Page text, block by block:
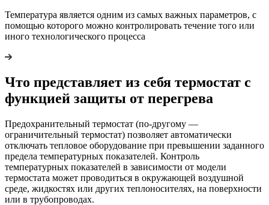
Температура является одним из самых важных параметров, с
помощью которого можно контролировать течение того или
иного технологического процесса
Что представляет из себя термостат с
функцией защиты от перегрева
Предохранительный термостат (по-другому —
ограничительный термостат) позволяет автоматически
отключать тепловое оборудование при превышении заданного
предела температурных показателей. Контроль
температурных показателей в зависимости от модели
термостата может проводиться в окружающей воздушной
среде, жидкостях или других теплоносителях, на поверхности
или в трубопроводах.